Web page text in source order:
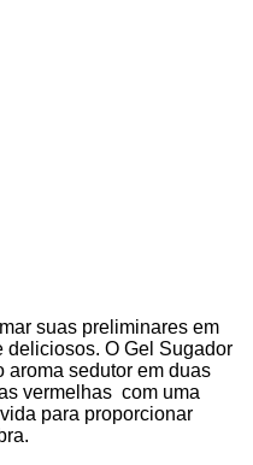
suas preliminares em
deliciosos. O Gel Sugador
aroma sedutor em duas
vermelhas com uma
para proporcionar